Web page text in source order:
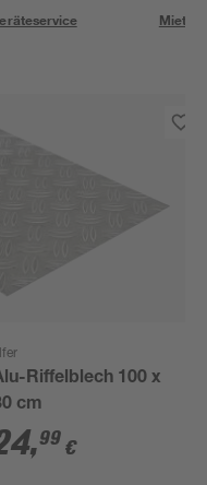
Riffelblech 100 x
cm
,99 €